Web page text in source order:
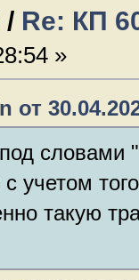
/ Re: КП
»
от
словами
учетом
такую